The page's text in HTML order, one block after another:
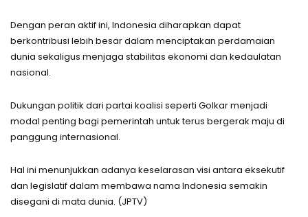
Dengan peran aktif ini, Indonesia diharapkan dapat
berkontribusi lebih besar dalam menciptakan perdamaian
dunia sekaligus menjaga stabilitas ekonomi dan kedaulatan
nasional.
Dukungan politik dari partai koalisi seperti Golkar menjadi
modal penting bagi pemerintah untuk terus bergerak maju di
panggung internasional.
Hal ini menunjukkan adanya keselarasan visi antara eksekutif
dan legislatif dalam membawa nama Indonesia semakin
disegani di mata dunia. (JPTV)